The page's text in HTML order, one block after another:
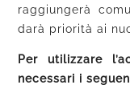
raggiungerà
darà priorità ai
Per utilizzare
necessari i